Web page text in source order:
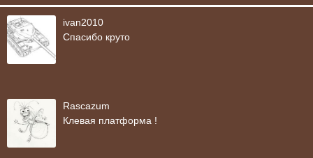
ivan2010
Спасибо круто
Rascazum
Клевая платформа !